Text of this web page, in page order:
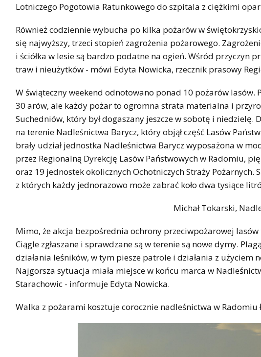
Lotniczego Pogotowia Ratunkowego do szpitala z ciężkimi
Również codziennie wybucha po kilka pożarów w
się najwyższy, trzeci stopień zagrożenia pożarowego.
i ściółka w lesie są bardzo podatne na ogień. Wśród przyczyn
traw i nieużytków - mówi Edyta Nowicka, rzecznik prasowy
W świąteczny weekend odnotowano ponad 10 pożarów
30 arów, ale każdy pożar to ogromna strata materialna i
Suchedniów, który był dogaszany jeszcze w sobotę i niedzielę.
na terenie Nadleśnictwa Barycz, który objął część Lasów
brały udział jednostka Nadleśnictwa Barycz wyposażona w
przez Regionalną Dyrekcję Lasów Państwowych w Radomiu,
oraz 19 jednostek okolicznych Ochotniczych Straży Pożarnych.
z których każdy jednorazowo może zabrać koło dwa tysiące
Michał Tokarski,
Mimo, że akcja bezpośrednia ochrony przeciwpożarowej
Ciągle zgłaszane i sprawdzane są w terenie są nowe dymy.
działania leśników, w tym piesze patrole i działania z
Najgorsza sytuacja miała miejsce w końcu marca w
Starachowic - informuje Edyta Nowicka.
Walka z pożarami kosztuje corocznie nadleśnictwa w Radomiu